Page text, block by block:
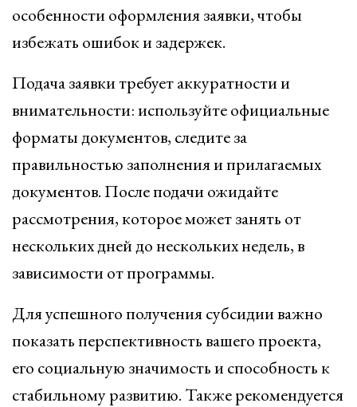
особенности оформления заявки, чтобы
избежать ошибок и задержек.
Подача заявки требует аккуратности и
внимательности: используйте официальные
форматы документов, следите за
правильностью заполнения и прилагаемых
документов. После подачи ожидайте
рассмотрения, которое может занять от
нескольких дней до нескольких недель, в
зависимости от программы.
Для успешного получения субсидии важно
показать перспективность вашего проекта,
его социальную значимость и способность к
стабильному развитию. Также рекомендуется